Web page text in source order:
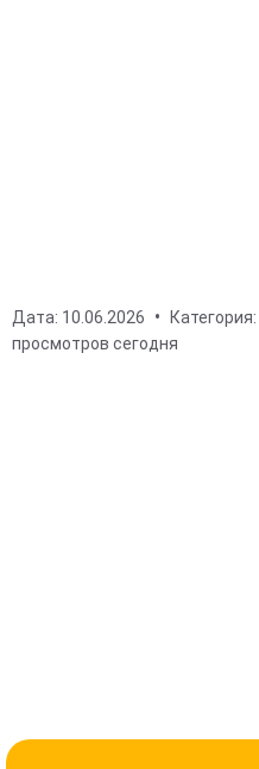
Дата: 10.06.2026 Категория:
просмотров сегодня